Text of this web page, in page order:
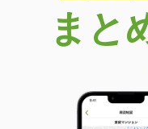
まと